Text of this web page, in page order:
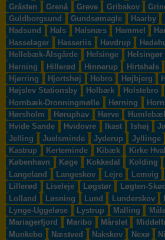
Gråsten
Grenå Greve Gribskov
Guldborgsund
Gundsømagle Haarby
Hadsund
Hals Halsnæs Hammel
Hasselager
Hasseriis Havdrup
Hellebæk-Ålsgårde
Helsinge Helsingør
Herning
Hillerød Hinnerup Hirtshals
Hjørring
Hjortshøj Hobro Højbjerg
Højslev Stationsby
Holbæk Holstebro
Hornbæk-Dronningmølle
Hørning
Hørsholm
Høruphav Hørve
Hvide Sande
Hvidovre Ikast Ishøj
Jelling
Juelsminde Jyderup Jyllinge
Kastrup
Kerteminde Kibæk Kirke
København
Køge Kokkedal Kolding
Langeland
Langeskov Lejre Lemvig
Lillerød
Liseleje Løgstør Løgten-
Lolland
Løsning Lund Lunderskov
Lynge-Uggeløse
Lystrup Malling
Mariagerfjord
Maribo Mårslet
Munkebo
Næstved Nakskov Nexø